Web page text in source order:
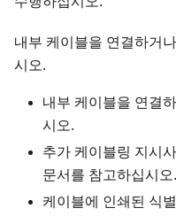
내부 케이블을 연결하거
시오.
내부 케이블을 연결
시오.
추가 케이블링 지시
문서를 참고하십시오.
케이블에 인쇄된 식